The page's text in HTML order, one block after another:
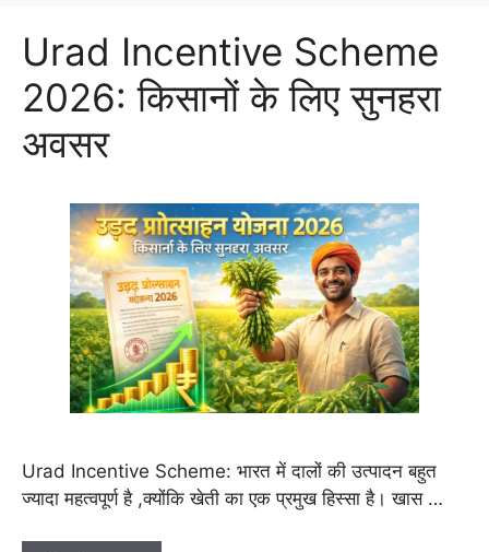
Urad Incentive Scheme
2026: किसानों के लिए सुनहरा
अवसर
Urad Incentive Scheme: भारत में दालों की उत्पादन बहुत
ज्यादा महत्वपूर्ण है ,क्योंकि खेती का एक प्रमुख हिस्सा है। खास …